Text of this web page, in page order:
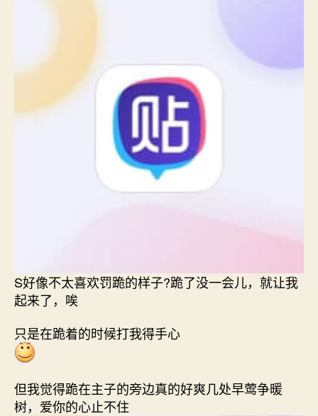
S好像不太喜欢罚跪的样子?跪了没一会儿，就让我
起来了，唉
只是在跪着的时候打我得手心
但我觉得跪在主子的旁边真的好爽几处早莺争暖
树，爱你的心止不住